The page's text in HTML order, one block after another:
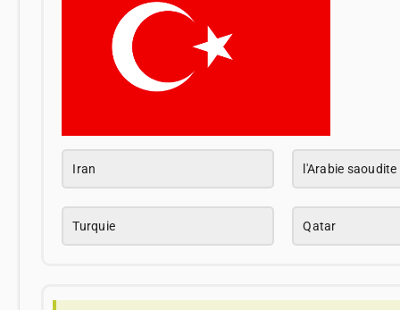
Iran l'Arabie saoudite
Turquie Qatar